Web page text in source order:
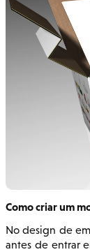
Como criar um
No design de
antes de entrar